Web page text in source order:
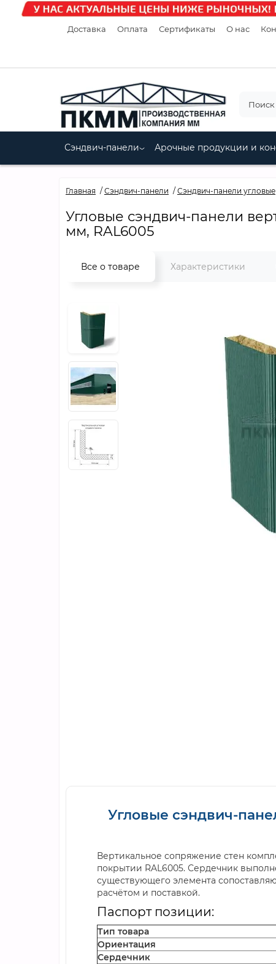
Доставка Оплата Сертификаты О нас
Сэндвич-панели Арочные продукции и
Главная Сэндвич-панели Сэндвич-панели угловые
Угловые сэндвич-панели
мм, RAL6005
Все о товаре Характеристики
Угловые сэндвич-
Вертикальное сопряжение стен
покрытии RAL6005. Сердечник
существующего элемента
расчётом и поставкой.
Паспорт позиции:
Тип товара
Ориентация
Сердечник